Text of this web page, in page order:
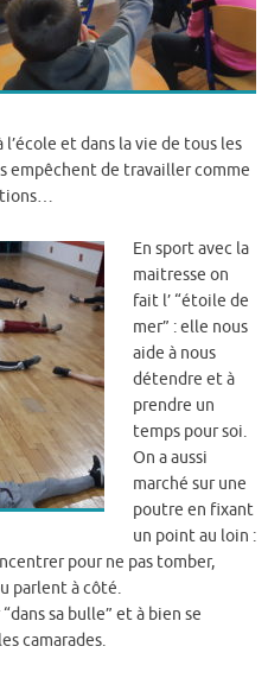
et dans la vie de tous les
empêchent de travailler comme
En sport avec la
maitresse on
fait l’ “étoile de
mer” : elle nous
aide à nous
détendre et à
prendre un
temps pour soi.
On a aussi
marché sur une
poutre en fixant
un point au loin :
pour ne pas tomber,
parlent à côté.
sa bulle” et à bien se
camarades.